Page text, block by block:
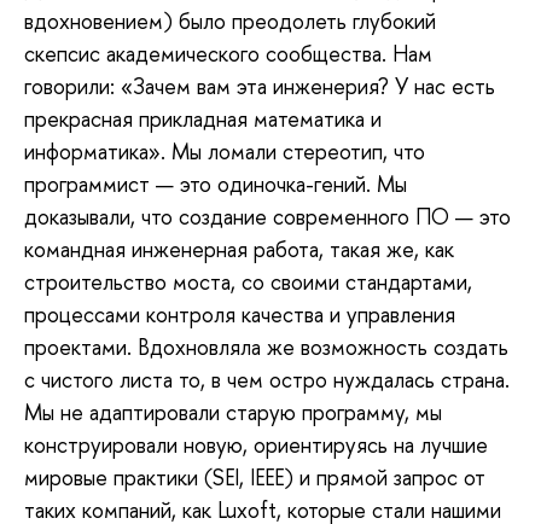
вдохновением) было преодолеть глубокий
скепсис академического сообщества. Нам
говорили: «Зачем вам эта инженерия? У нас есть
прекрасная прикладная математика и
информатика». Мы ломали стереотип, что
программист — это одиночка-гений. Мы
доказывали, что создание современного ПО — это
командная инженерная работа, такая же, как
строительство моста, со своими стандартами,
процессами контроля качества и управления
проектами. Вдохновляла же возможность создать
с чистого листа то, в чем остро нуждалась страна.
Мы не адаптировали старую программу, мы
конструировали новую, ориентируясь на лучшие
мировые практики (SEI, IEEE) и прямой запрос от
таких компаний, как Luxoft, которые стали нашими